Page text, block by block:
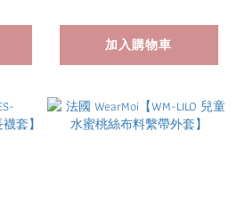
加入購物車